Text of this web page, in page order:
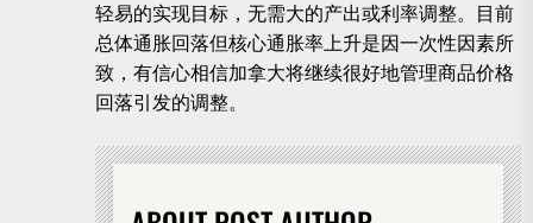
轻易的实现目标，无需大的产出或利率调整。目前
总体通胀回落但核心通胀率上升是因一次性因素所
致，有信心相信加拿大将继续很好地管理商品价格
回落引发的调整。